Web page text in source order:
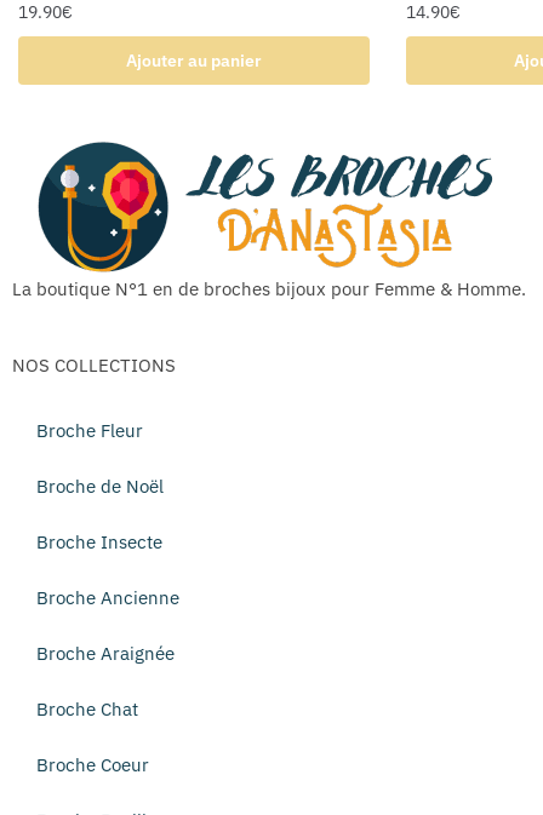
19.90€
Ajouter au panier
14.90€
La boutique N°1 en de broches bijoux pour Femme & Homme.
NOS COLLECTIONS
Broche Fleur
Broche de Noël
Broche Insecte
Broche Ancienne
Broche Araignée
Broche Chat
Broche Coeur